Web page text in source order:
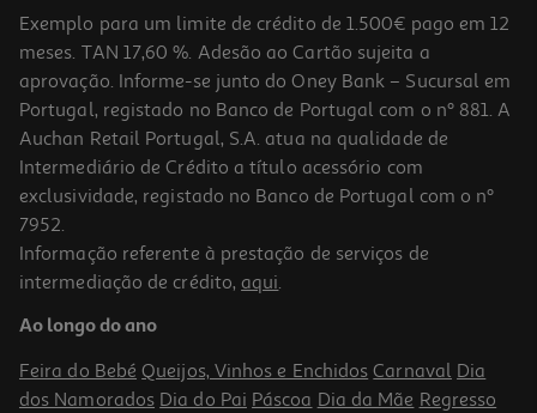
Placa A Gás Natural Candy Cvg6b Vitro Gás Preto
239.99 €/un
239,99 €
Exemplo para um limite de crédito de 1.500€ pago em 12
meses. TAN 17,60 %. Adesão ao Cartão sujeita a
aprovação. Informe-se junto do Oney Bank – Sucursal em
Portugal, registado no Banco de Portugal com o nº 881. A
Auchan Retail Portugal, S.A. atua na qualidade de
Intermediário de Crédito a título acessório com
exclusividade, registado no Banco de Portugal com o nº
7952.
Informação referente à prestação de serviços de
intermediação de crédito, aqui.
Ao longo do ano
Feira do Bebé Queijos, Vinhos e Enchidos Carnaval Dia
dos Namorados Dia do Pai Páscoa Dia da Mãe Regresso